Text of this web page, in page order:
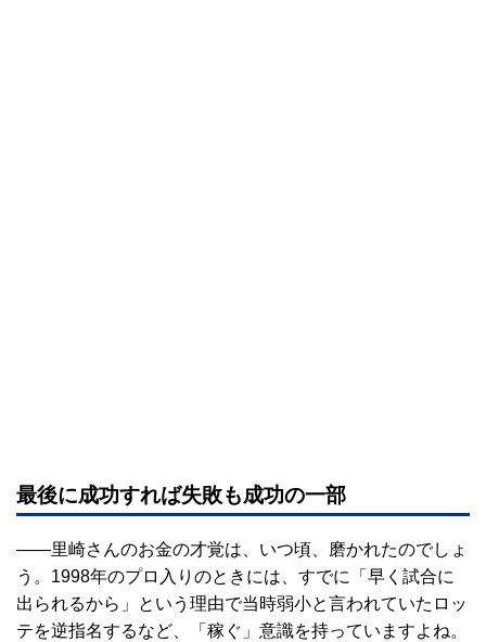
最後に成功すれば失敗も成功の一部
――里崎さんのお金の才覚は、いつ頃、磨かれたのでしょ
う。1998年のプロ入りのときには、すでに「早く試合に
出られるから」という理由で当時弱小と言われていたロッ
テを逆指名するなど、「稼ぐ」意識を持っていますよね。